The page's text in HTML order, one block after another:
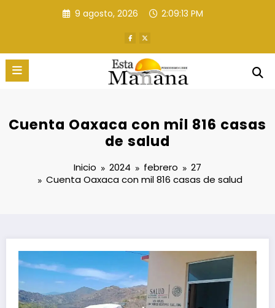
9 agosto, 2026 2:09:14 PM
Cuenta Oaxaca con mil 816 casas
de salud
Inicio 2024 febrero
27
Cuenta Oaxaca con mil 816 casas de salud